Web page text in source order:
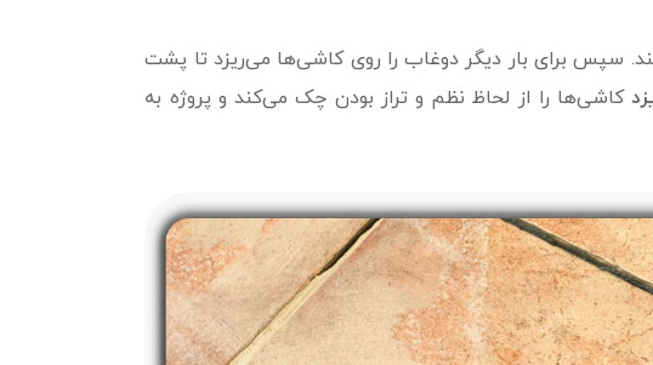
سپس برای بار دیگر دوغاب را روی کاشی‌ها می‌ریزد تا پشت
کاشی‌ها را از لحاظ نظم و تراز بودن چک می‌کند و پروژه به